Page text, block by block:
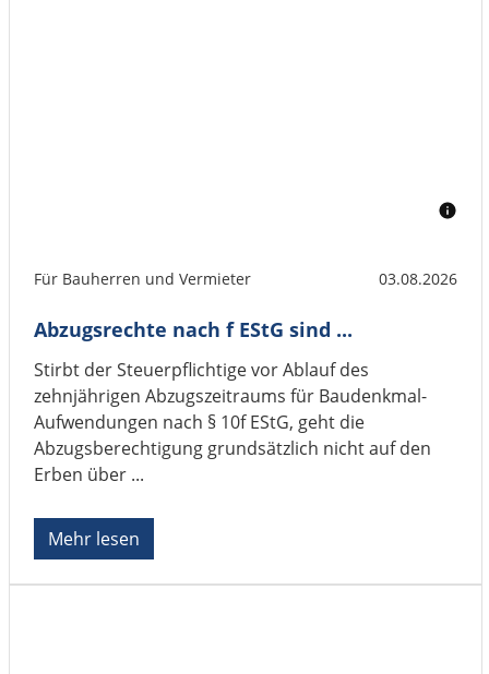
Für Bauherren und Vermieter 03.08.2026
Abzugsrechte nach f EStG sind ...
Stirbt der Steuerpflichtige vor Ablauf des
zehnjährigen Abzugszeitraums für Baudenkmal-
Aufwendungen nach § 10f EStG, geht die
Abzugsberechtigung grundsätzlich nicht auf den
Erben über ...
Mehr lesen